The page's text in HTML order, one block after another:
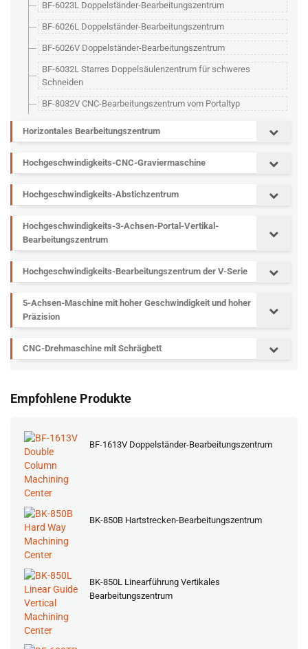
BF-6023L Doppelständer-Bearbeitungszentrum
BF-6026L Doppelständer-Bearbeitungszentrum
BF-6026V Doppelständer-Bearbeitungszentrum
BF-6032L Starres Doppelsäulenzentrum für schweres
Schneiden
BF-8032V CNC-Bearbeitungszentrum vom Portaltyp
Horizontales Bearbeitungszentrum
Hochgeschwindigkeits-CNC-Graviermaschine
Hochgeschwindigkeits-Abstichzentrum
Hochgeschwindigkeits-3-Achsen-Portal-Vertikal-
Bearbeitungszentrum
Hochgeschwindigkeits-Bearbeitungszentrum der V-Serie
5-Achsen-Maschine mit hoher Geschwindigkeit und hoher
Präzision
CNC-Drehmaschine mit Schrägbett
Empfohlene Produkte
BF-1613V Doppelständer-Bearbeitungszentrum
BK-850B Hartstrecken-Bearbeitungszentrum
BK-850L Linearführung Vertikales
Bearbeitungszentrum